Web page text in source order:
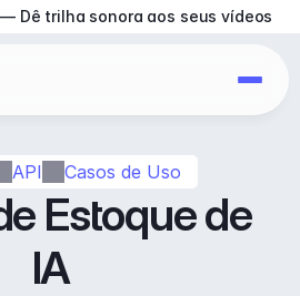
API Casos de Uso
Estoque de
IA
— Dê trilha sonora aos seus vídeos